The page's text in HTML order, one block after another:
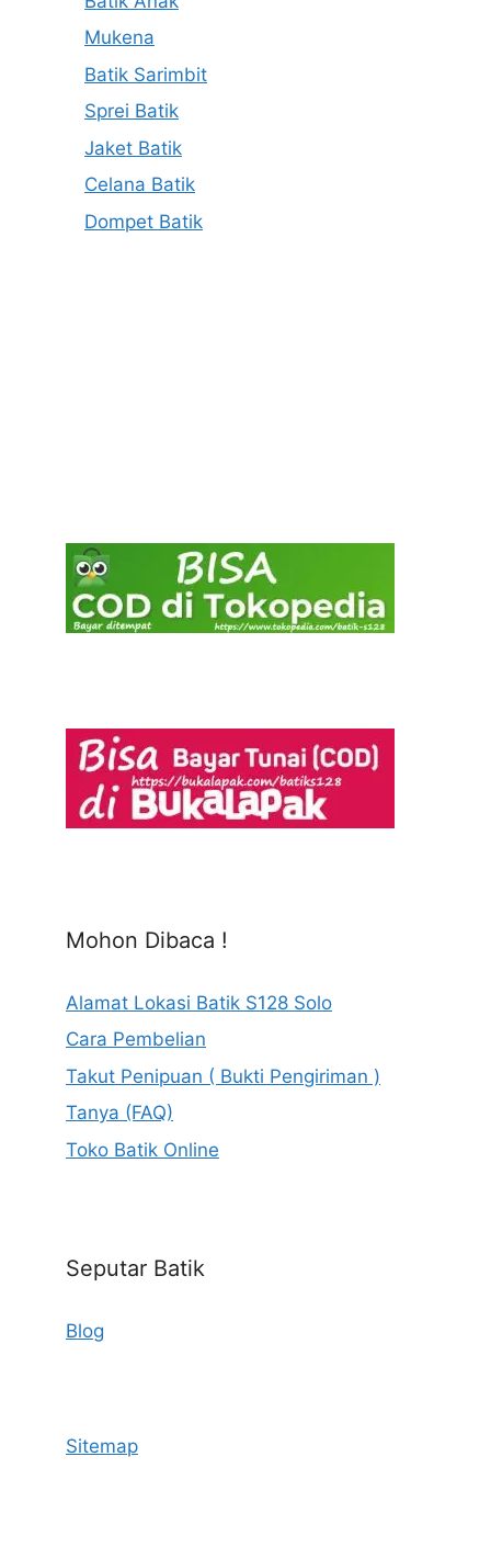
Mukena
Batik Sarimbit
Sprei Batik
Jaket Batik
Celana Batik
Dompet Batik
Mohon Dibaca !
Alamat Lokasi Batik S128 Solo
Cara Pembelian
Takut Penipuan ( Bukti Pengiriman )
Tanya (FAQ)
Toko Batik Online
Seputar Batik
Blog
Sitemap